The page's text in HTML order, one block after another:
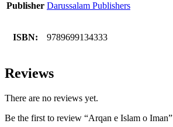
Publisher Darussalam Publishers
ISBN: 9789699134333
Reviews
There are no reviews yet.
Be the first to review “Arqan e Islam o Iman”